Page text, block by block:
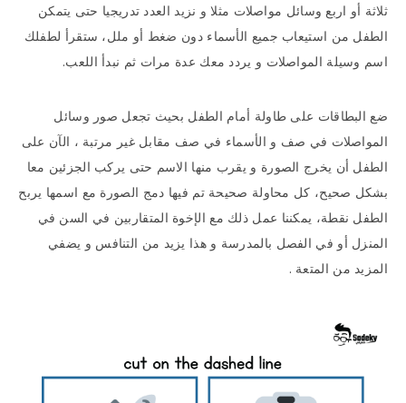
ثلاثة أو اربع وسائل مواصلات مثلا و نزيد العدد تدريجيا حتى يتمكن
الطفل من استيعاب جميع الأسماء دون ضغط أو ملل، ستقرأ لطفلك
اسم وسيلة المواصلات و يردد معك عدة مرات ثم نبدأ اللعب.
ضع البطاقات على طاولة أمام الطفل بحيث تجعل صور وسائل
المواصلات في صف و الأسماء في صف مقابل غير مرتبة ، الآن على
الطفل أن يخرج الصورة و يقرب منها الاسم حتى يركب الجزئين معا
بشكل صحيح، كل محاولة صحيحة تم فيها دمج الصورة مع اسمها يربح
الطفل نقطة، يمكننا عمل ذلك مع الإخوة المتقاربين في السن في
المنزل أو في الفصل بالمدرسة و هذا يزيد من التنافس و يضفي
المزيد من المتعة .